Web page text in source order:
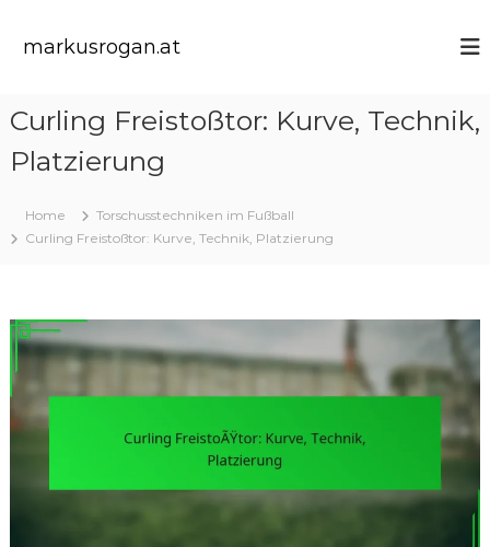
markusrogan.at
Curling Freistoßtor: Kurve, Technik,
Platzierung
Home
Torschusstechniken im Fußball
Curling Freistoßtor: Kurve, Technik, Platzierung